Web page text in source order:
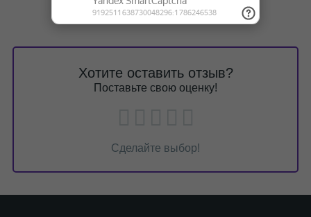
Хотите оставить отзыв?
Поставьте свою оценку!
Сделайте выбор!